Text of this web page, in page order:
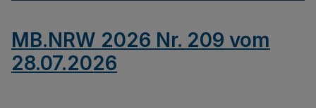
MB.NRW 2026 Nr. 209 vom
28.07.2026